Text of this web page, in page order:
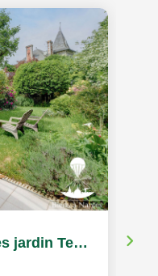
Maison Nantes Toutes Aides jardin Terrasse et garage